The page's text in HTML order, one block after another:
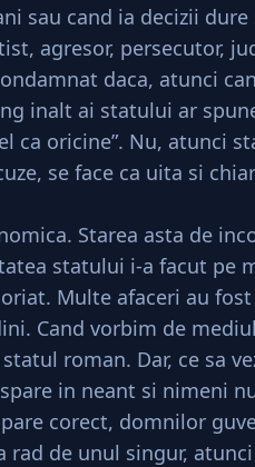
sau cand ia decizii
agresor, persecutor,
daca, atunci
inalt ai statului ar
ca oricine”. Nu, atunci
se face ca uita si
Starea asta de
statului i-a facut pe
Multe afaceri au
Cand vorbim de
roman. Dar, ce sa
in neant si nimeni
corect, domnilor
de unul singur,